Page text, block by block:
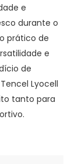
e
durante o
prático de
e
de
Lyocell
tanto para